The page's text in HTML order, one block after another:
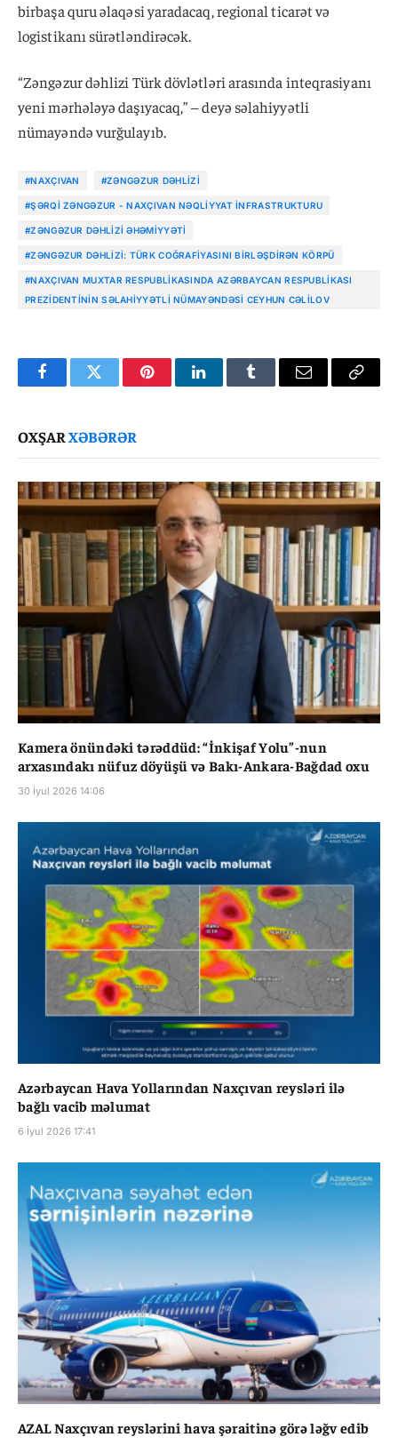
birbaşa quru əlaqəsi yaradacaq, regional ticarət və
logistikanı sürətləndirəcək.
“Zəngəzur dəhlizi Türk dövlətləri arasında inteqrasiyanı
yeni mərhələyə daşıyacaq,” – deyə səlahiyyətli
nümayəndə vurğulayıb.
#NAXÇIVAN #ZƏNGƏZUR DƏHLIZI
#ŞƏRQI ZƏNGƏZUR - NAXÇIVAN NƏQLIYYAT INFRASTRUKTURU
#ZƏNGƏZUR DƏHLIZI ƏHƏMIYYƏTI
#ZƏNGƏZUR DƏHLIZI: TÜRK COĞRAFIYASINI BIRLƏŞDIRƏN KÖRPÜ
#NAXÇIVAN MUXTAR RESPUBLIKASINDA AZƏRBAYCAN RESPUBLIKASI
PREZIDENTININ SƏLAHIYYƏTLI NÜMAYƏNDƏSI CEYHUN CƏLILOV
FacebookTwitter PinterestLinkedInTumblr Email
Copy
OXŞARXƏBƏRƏR
Kamera önündəki tərəddüd: “İnkişaf Yolu”-nun
arxasındakı nüfuz döyüşü və Bakı-Ankara-Bağdad oxu
30 İyul 2026 14:06
Azərbaycan Hava Yollarından Naxçıvan reysləri ilə
bağlı vacib məlumat
6 İyul 2026 17:41
AZAL Naxçıvan reyslərini hava şəraitinə görə ləğv edib